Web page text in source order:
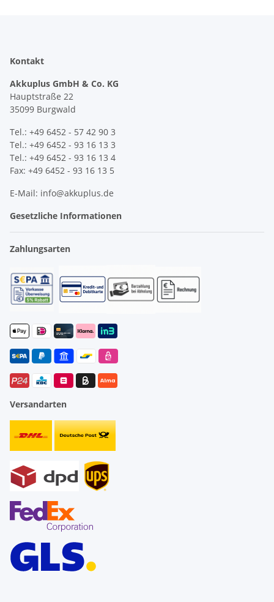
Kontakt
Akkuplus GmbH & Co. KG
Hauptstraße 22
35099 Burgwald
Tel.: +49 6452 - 57 42 90 3
Tel.: +49 6452 - 93 16 13 3
Tel.: +49 6452 - 93 16 13 4
Fax: +49 6452 - 93 16 13 5
E-Mail: info@akkuplus.de
Gesetzliche Informationen
Zahlungsarten
Versandarten